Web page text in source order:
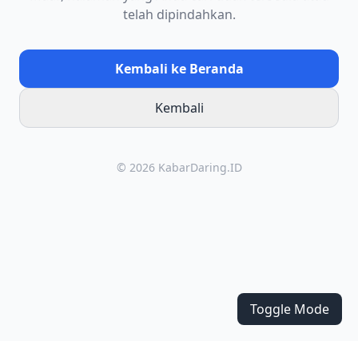
telah dipindahkan.
Kembali ke Beranda
Kembali
© 2026 KabarDaring.ID
Toggle Mode